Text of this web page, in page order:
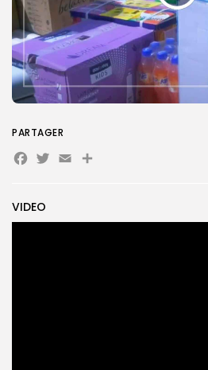
for:
FR
VIDEO
PARTAGER
Facebook
Twitter
EmailPartager